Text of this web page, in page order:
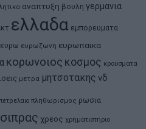
αναπτυξη βουλη γερμανια
ελλαδα εμπορευματα
ευρω ευρωζωνη ευρωπαικα
κορωνοιος κοσμος κρουσματα
μετρα μητσοτακης νδ
πληθωρισμος ρωσια
χρεος χρηματιστηριο